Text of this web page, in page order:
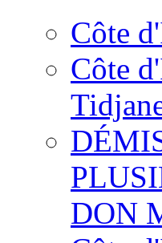
Côte
Côte
DON